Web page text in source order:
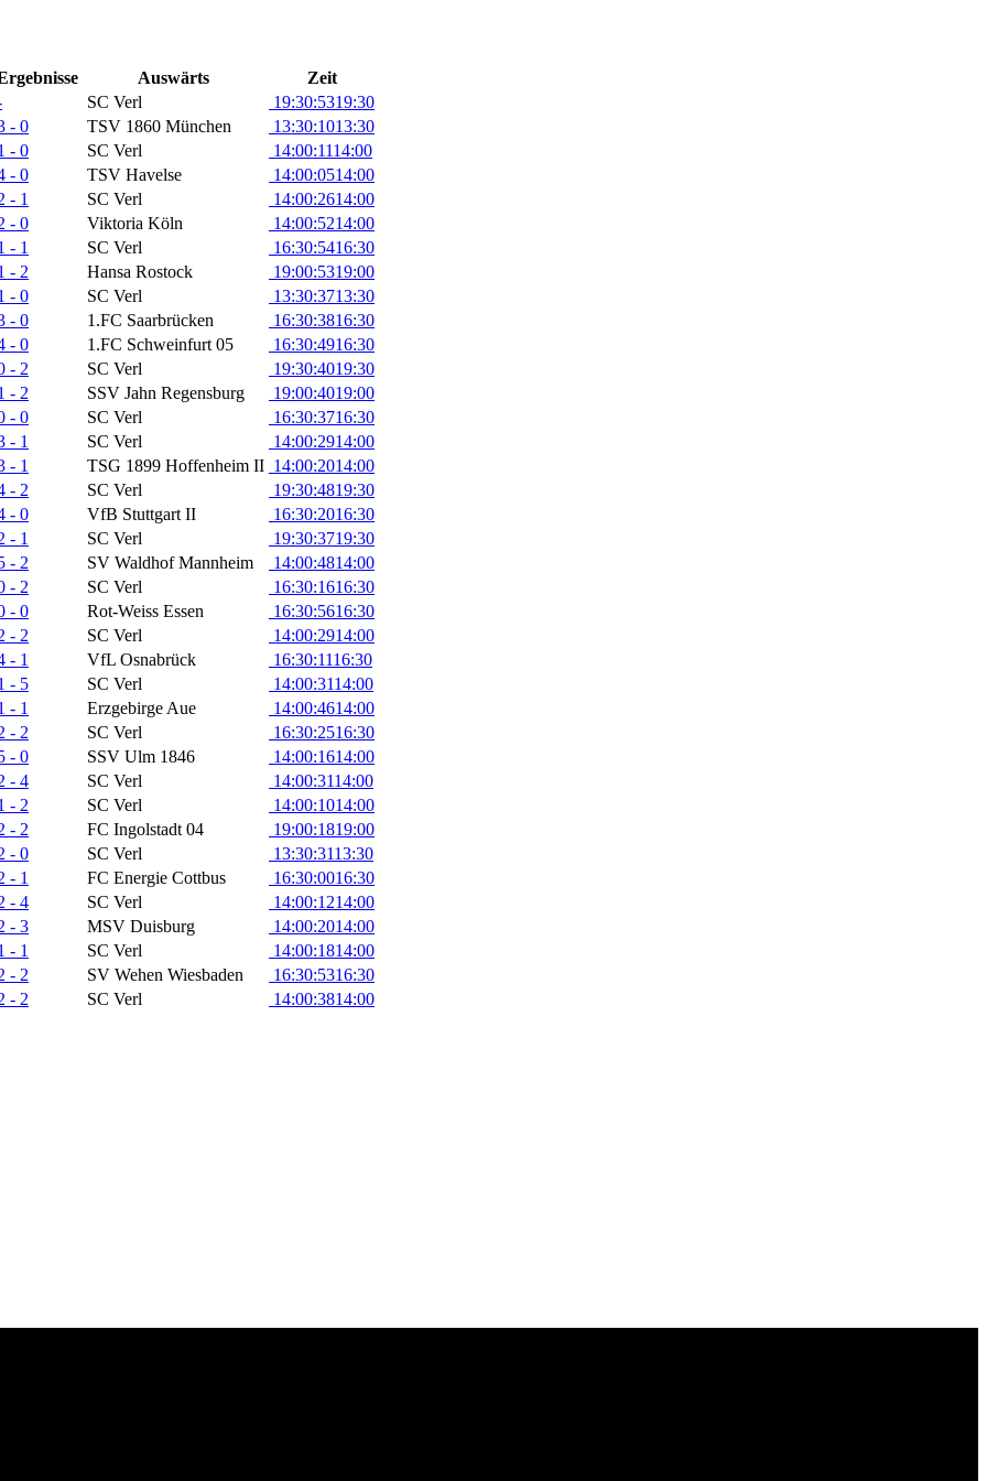
Auswärts
Zeit
SC Verl 19:30:5319:30
- 0 TSV 1860 München 13:30:1013:30
- 0 SC Verl 14:00:1114:00
- 0 TSV Havelse 14:00:0514:00
- 1 SC Verl 14:00:2614:00
- 0 Viktoria Köln 14:00:5214:00
- 1 SC Verl 16:30:5416:30
- 2 Hansa Rostock 19:00:5319:00
- 0 SC Verl 13:30:3713:30
- 0 1.FC Saarbrücken 16:30:3816:30
- 0 1.FC Schweinfurt 05 16:30:4916:30
- 2 SC Verl 19:30:4019:30
- 2 SSV Jahn Regensburg 19:00:4019:00
- 0 SC Verl 16:30:3716:30
- 1 SC Verl 14:00:2914:00
- 1 TSG 1899 Hoffenheim II 14:00:2014:00
- 2 SC Verl 19:30:4819:30
- 0 VfB Stuttgart II 16:30:2016:30
- 1 SC Verl 19:30:3719:30
- 2 SV Waldhof Mannheim 14:00:4814:00
- 2 SC Verl 16:30:1616:30
- 0 Rot-Weiss Essen 16:30:5616:30
- 2 SC Verl 14:00:2914:00
- 1 VfL Osnabrück 16:30:1116:30
- 5 SC Verl 14:00:3114:00
- 1 Erzgebirge Aue 14:00:4614:00
- 2 SC Verl 16:30:2516:30
- 0 SSV Ulm 1846 14:00:1614:00
- 4 SC Verl 14:00:3114:00
- 2 SC Verl 14:00:1014:00
- 2 FC Ingolstadt 04 19:00:1819:00
- 0 SC Verl 13:30:3113:30
- 1 FC Energie Cottbus 16:30:0016:30
- 4 SC Verl 14:00:1214:00
- 3 MSV Duisburg 14:00:2014:00
- 1 SC Verl 14:00:1814:00
- 2 SV Wehen Wiesbaden 16:30:5316:30
- 2 SC Verl 14:00:3814:00